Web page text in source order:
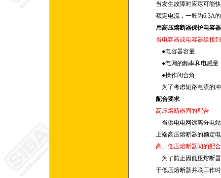
当发生故障时应尽可能
额定电流，一般为6.3A
用高压熔断器保护电容器
当电容器或电容器组接
●电容器容量
●电网的频率和电感量
●操作闭合角
为了考虑短路电流的
配合要求
高压熔断器间的配合
当供电电网远离分电
上端高压熔断器的额定
高、低压熔断器间的配合
为了防止因低压熔断
干低压熔断器并联工作